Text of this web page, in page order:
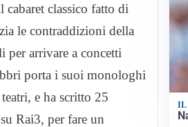
classico fatto di
le contraddizioni della
per arrivare a concetti
porta i suoi monologhi
e ha scritto 25
Rai3, per fare un
IL